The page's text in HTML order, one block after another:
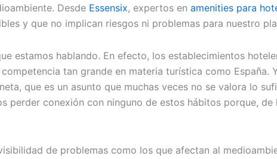
Desde Essensix, expertos en amenities para
y que no implican riesgos ni problemas para nuestro
estamos hablando. En efecto, los establecimientos
tan grande en materia turística como España.
que es un asunto que muchas veces no se valora lo
perder conexión con ninguno de estos hábitos porque,
de problemas como los que afectan al